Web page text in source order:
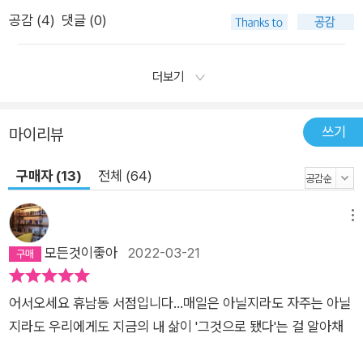
공감 (4) 댓글 (0)
더보기
마이리뷰 쓰기
구매자 (13) 전체 (64)
모든것이좋아 2022-03-21
어서오세요 휴남동 서점입니다...​매일은 아닐지라도 자주는 아닐
지라도 우리에게도 지금의 내 삶이 '그것으로 됐다'는 걸 알아채